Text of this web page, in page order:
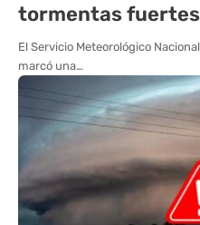
tormentas
El Servicio Meteorológico
marcó una…